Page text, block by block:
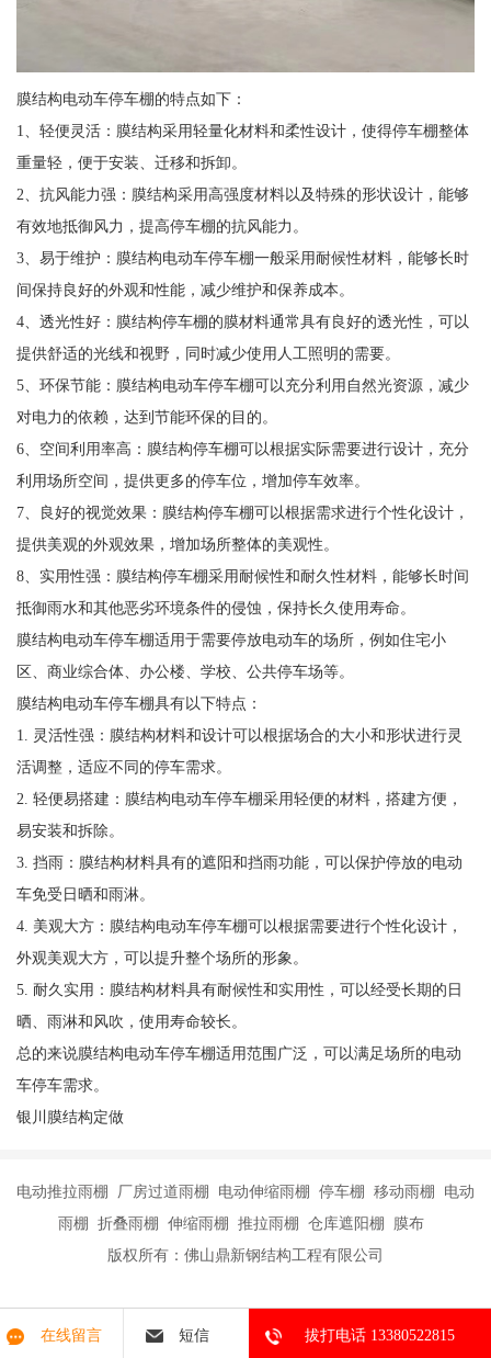
膜结构电动车停车棚的特点如下：
1、轻便灵活：膜结构采用轻量化材料和柔性设计，使得停车棚整体
重量轻，便于安装、迁移和拆卸。
2、抗风能力强：膜结构采用高强度材料以及特殊的形状设计，能够
有效地抵御风力，提高停车棚的抗风能力。
3、易于维护：膜结构电动车停车棚一般采用耐候性材料，能够长时
间保持良好的外观和性能，减少维护和保养成本。
4、透光性好：膜结构停车棚的膜材料通常具有良好的透光性，可以
提供舒适的光线和视野，同时减少使用人工照明的需要。
5、环保节能：膜结构电动车停车棚可以充分利用自然光资源，减少
对电力的依赖，达到节能环保的目的。
6、空间利用率高：膜结构停车棚可以根据实际需要进行设计，充分
利用场所空间，提供更多的停车位，增加停车效率。
7、良好的视觉效果：膜结构停车棚可以根据需求进行个性化设计，
提供美观的外观效果，增加场所整体的美观性。
8、实用性强：膜结构停车棚采用耐候性和耐久性材料，能够长时间
抵御雨水和其他恶劣环境条件的侵蚀，保持长久使用寿命。
膜结构电动车停车棚适用于需要停放电动车的场所，例如住宅小
区、商业综合体、办公楼、学校、公共停车场等。
膜结构电动车停车棚具有以下特点：
1. 灵活性强：膜结构材料和设计可以根据场合的大小和形状进行灵
活调整，适应不同的停车需求。
2. 轻便易搭建：膜结构电动车停车棚采用轻便的材料，搭建方便，
易安装和拆除。
3. 挡雨：膜结构材料具有的遮阳和挡雨功能，可以保护停放的电动
车免受日晒和雨淋。
4. 美观大方：膜结构电动车停车棚可以根据需要进行个性化设计，
外观美观大方，可以提升整个场所的形象。
5. 耐久实用：膜结构材料具有耐候性和实用性，可以经受长期的日
晒、雨淋和风吹，使用寿命较长。
总的来说膜结构电动车停车棚适用范围广泛，可以满足场所的电动
车停车需求。
银川膜结构定做
电动推拉雨棚 厂房过道雨棚 电动伸缩雨棚 停车棚 移动雨棚 电动
雨棚 折叠雨棚 伸缩雨棚 推拉雨棚 仓库遮阳棚 膜布
版权所有：佛山鼎新钢结构工程有限公司
在线留言 短信 拔打电话 13380522815